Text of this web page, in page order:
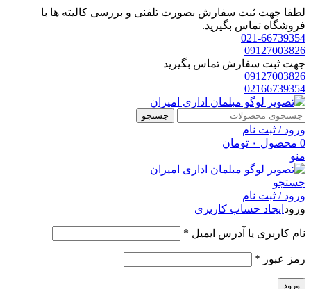
لطفا جهت ثبت سفارش بصورت تلفنی و بررسی کالیته ها با
فروشگاه تماس بگیرید.
021-66739354
09127003826
جهت ثبت سفارش تماس بگیرید
09127003826
02166739354
جستجو
ورود / ثبت نام
0 محصول ۰ تومان
منو
جستجو
ورود / ثبت نام
ورود ایجاد حساب کاربری
نام کاربری یا آدرس ایمیل *
رمز عبور *
ورود